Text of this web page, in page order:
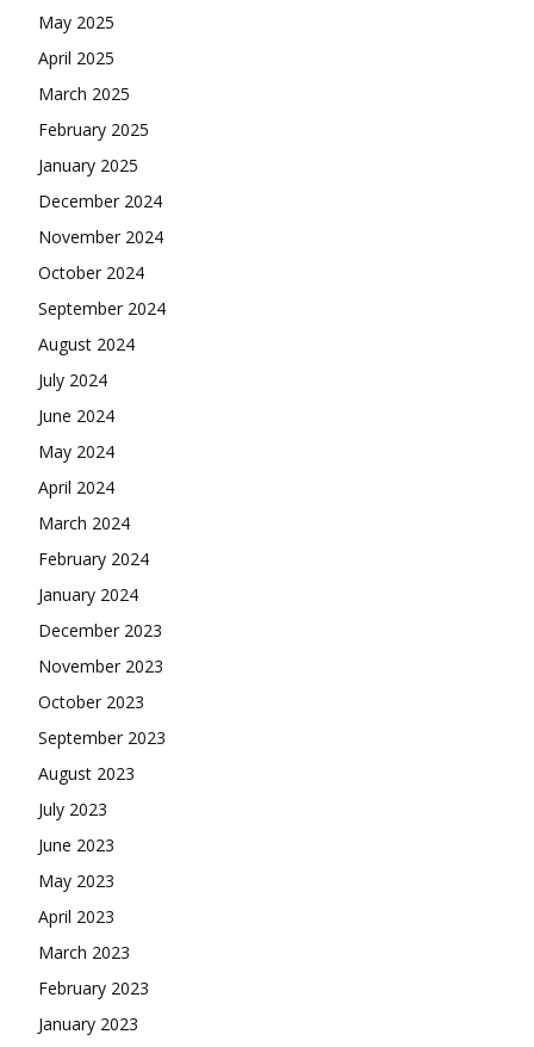
May 2025
April 2025
March 2025
February 2025
January 2025
December 2024
November 2024
October 2024
September 2024
August 2024
July 2024
June 2024
May 2024
April 2024
March 2024
February 2024
January 2024
December 2023
November 2023
October 2023
September 2023
August 2023
July 2023
June 2023
May 2023
April 2023
March 2023
February 2023
January 2023